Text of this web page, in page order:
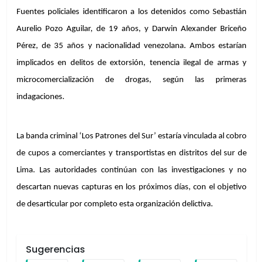
Fuentes policiales identificaron a los detenidos como Sebastián
Aurelio Pozo Aguilar, de 19 años, y Darwin Alexander Briceño
Pérez, de 35 años y nacionalidad venezolana. Ambos estarían
implicados en delitos de extorsión, tenencia ilegal de armas y
microcomercialización de drogas, según las primeras
indagaciones.
La banda criminal ‘Los Patrones del Sur’ estaría vinculada al cobro
de cupos a comerciantes y transportistas en distritos del sur de
Lima. Las autoridades continúan con las investigaciones y no
descartan nuevas capturas en los próximos días, con el objetivo
de desarticular por completo esta organización delictiva.
Sugerencias